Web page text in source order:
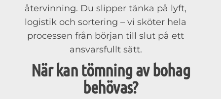
återvinning. Du slipper tänka på lyft,
logistik och sortering – vi sköter hela
processen från början till slut på ett
ansvarsfullt sätt.
När kan tömning av bohag
behövas?